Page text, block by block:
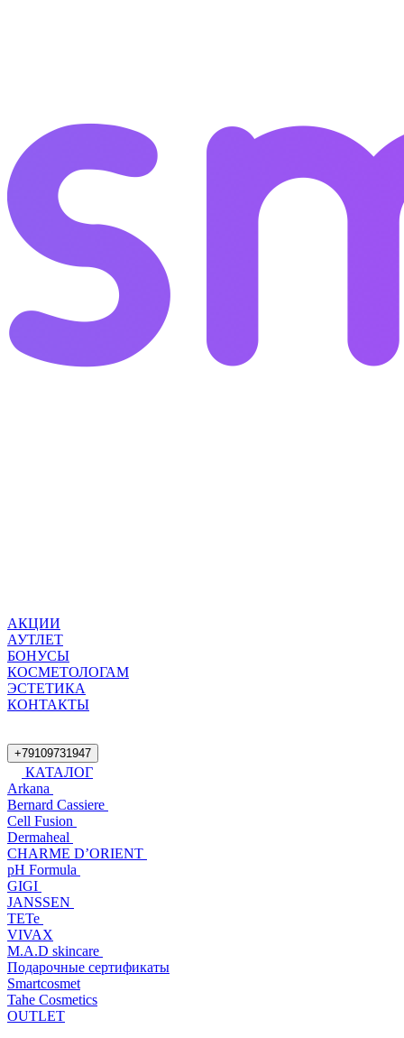
АКЦИИ
АУТЛЕТ
БОНУСЫ
КОСМЕТОЛОГАМ
ЭСТЕТИКА
КОНТАКТЫ
+79109731947
КАТАЛОГ
Arkana
Bernard Cassiere
Cell Fusion
Dermaheal
CHARME D’ORIENT
pH Formula
GIGI
JANSSEN
TETe
VIVAX
M.A.D skincare
Подарочные сертификаты
Smartcosmet
Tahe Cosmetics
OUTLET